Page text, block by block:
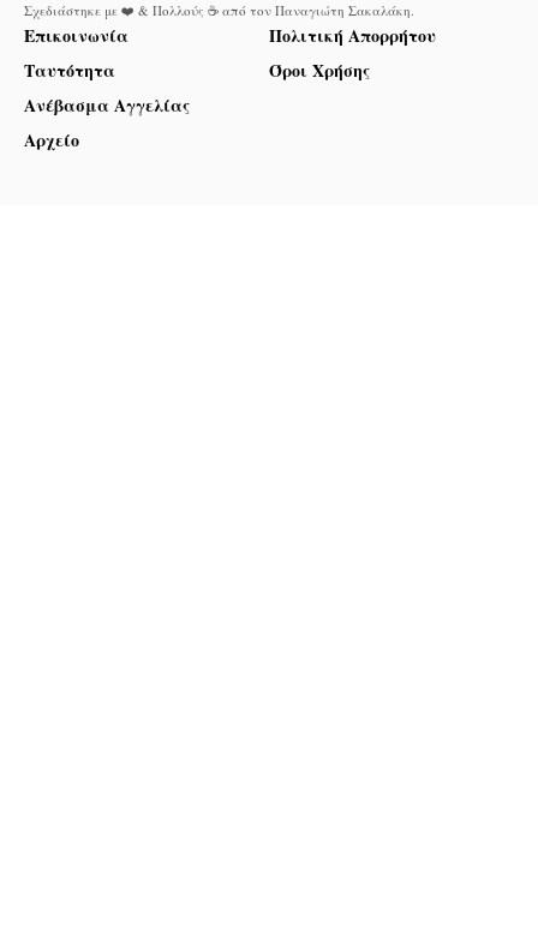
Σχεδιάστηκε με ❤️ & Πολλούς ☕ από τον Παναγιώτη Σακαλάκη.
Επικοινωνία
Ταυτότητα
Ανέβασμα Αγγελίας
Αρχείο
Πολιτική Απορρήτου
Όροι Χρήσης